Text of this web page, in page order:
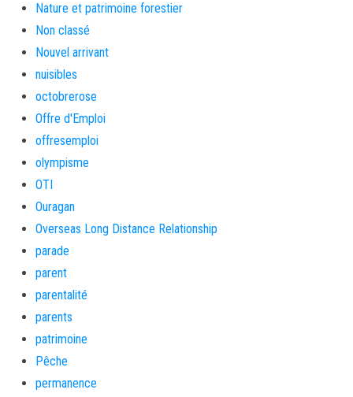
Nature et patrimoine forestier
Non classé
Nouvel arrivant
nuisibles
octobrerose
Offre d'Emploi
offresemploi
olympisme
OTI
Ouragan
Overseas Long Distance Relationship
parade
parent
parentalité
parents
patrimoine
Pêche
permanence